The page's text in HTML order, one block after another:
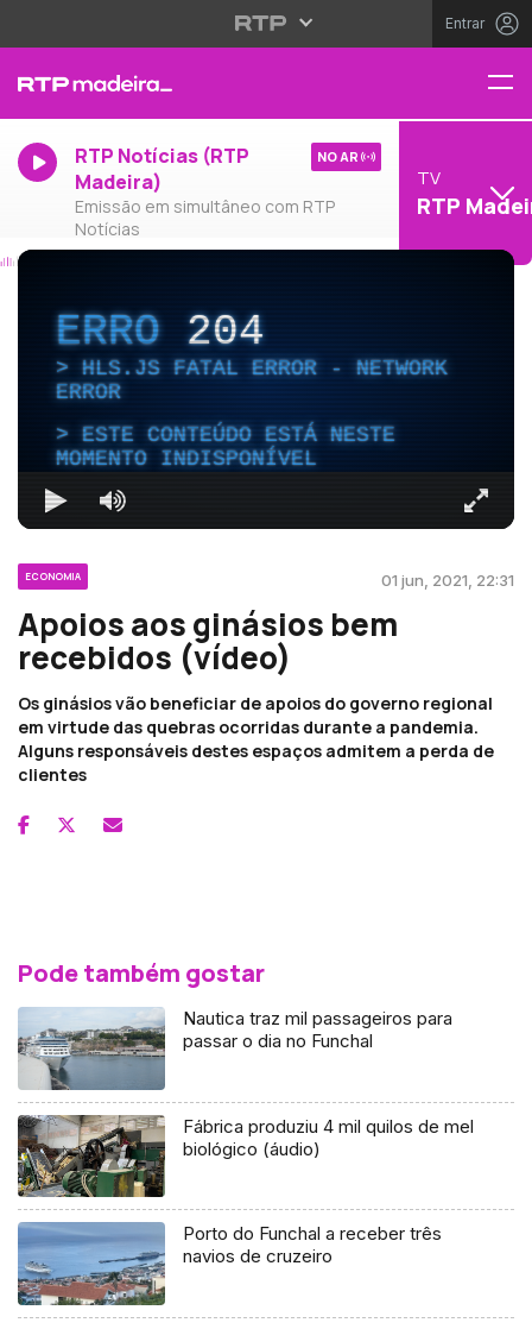
Entrar
RTP Notícias (RTP
Madeira)
Emissão em simultâneo com RTP
Notícias
NO AR
TV
RTP
ERRO204
HLS.JS FATAL ERROR - NETWORK
ERROR
ESTE CONTEÚDO ESTÁ NESTE
MOMENTO INDISPONÍVEL
ECONOMIA 01 jun, 2021, 22:31
Apoios aos ginásios bem
recebidos (vídeo)
Os ginásios vão beneficiar de apoios do governo regional
em virtude das quebras ocorridas durante a pandemia.
Alguns responsáveis destes espaços admitem a perda de
clientes
Pode também gostar
Nautica traz mil passageiros para
passar o dia no Funchal
Fábrica produziu 4 mil quilos de mel
biológico (áudio)
Porto do Funchal a receber três
navios de cruzeiro